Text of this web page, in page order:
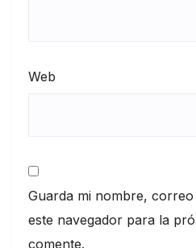
Web
Guarda mi nombre,
este navegador para la
comente.